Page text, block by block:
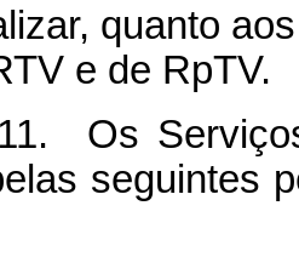
quanto aos
e de RpTV.
Serviços
seguintes